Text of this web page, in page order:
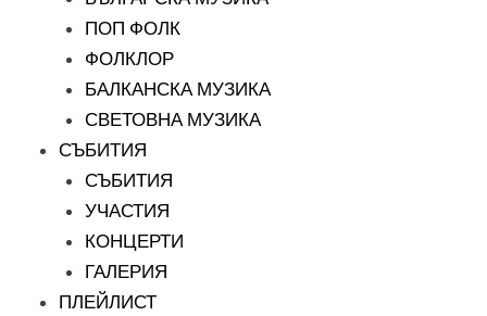
ПОП ФОЛК
ФОЛКЛОР
БАЛКАНСКА МУЗИКА
СВЕТОВНА МУЗИКА
СЪБИТИЯ
СЪБИТИЯ
УЧАСТИЯ
КОНЦЕРТИ
ГАЛЕРИЯ
ПЛЕЙЛИСТ